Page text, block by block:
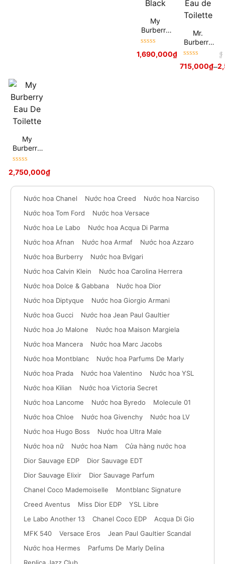
My
Burberry
Black
hạng5sao 2,400,000 ₫
1,690,000₫
Mr.
Burberry
Eau de
hạng5sao
715,000₫–
My
Burberry
Eau De
hạng5sao
2,750,000₫
Nước hoa Chanel Nước hoa Creed
Nước hoa Narciso
Nước hoa Tom Ford
Nước hoa Versace
Nước hoa Le Labo
Nước hoa Acqua Di Parma
Nước hoa Afnan
Nước hoa Armaf
Nước hoa Azzaro
Nước hoa Burberry
Nước hoa Bvlgari
Nước hoa Calvin Klein
Nước hoa Carolina Herrera
Nước hoa Dolce & Gabbana
Nước hoa Dior
Nước hoa Diptyque
Nước hoa Giorgio Armani
Nước hoa Gucci
Nước hoa Jean Paul Gaultier
Nước hoa Jo Malone
Nước hoa Maison Margiela
Nước hoa Mancera
Nước hoa Marc Jacobs
Nước hoa Montblanc
Nước hoa Parfums De Marly
Nước hoa Prada
Nước hoa Valentino
Nước hoa YSL
Nước hoa Kilian
Nước hoa Victoria Secret
Nước hoa Lancome
Nước hoa Byredo
Molecule 01
Nước hoa Chloe
Nước hoa Givenchy
Nước hoa LV
Nước hoa Hugo Boss
Nước hoa Ultra Male
Nước hoa nữ
Nước hoa Nam
Cửa hàng nước hoa
Dior Sauvage EDP
Dior Sauvage EDT
Dior Sauvage Elixir
Dior Sauvage Parfum
Chanel Coco Mademoiselle
Montblanc Signature
Creed Aventus
Miss Dior EDP
YSL Libre
Le Labo Another 13
Chanel Coco EDP
Acqua Di Gio
MFK 540
Versace Eros
Jean Paul Gaultier Scandal
Nước hoa Hermes
Parfums De Marly Delina